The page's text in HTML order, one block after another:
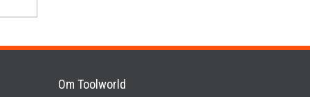
Om Toolworld